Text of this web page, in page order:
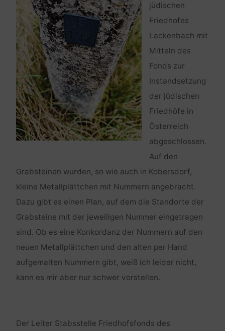
jüdischen
Friedhofes
Lackenbach mit
Mitteln des
Fonds zur
Instandsetzung
der jüdischen
Friedhöfe in
Österreich
abgeschlossen.
Auf den
Grabsteinen wurden, so wie auch in Kobersdorf,
kleine Metallplättchen mit Nummern angebracht.
Dazu gibt es einen Plan, auf dem die Standorte der
Grabsteine mit der jeweiligen Nummer eingetragen
sind. Ob es eine Konkordanz der Nummern auf den
neuen Metallplättchen und den alten per Hand
aufgemalten Nummern gibt, weiß ich leider nicht,
kann es mir aber nur schwer vorstellen.
Der Leiter Stabsstelle Friedhofsfonds des